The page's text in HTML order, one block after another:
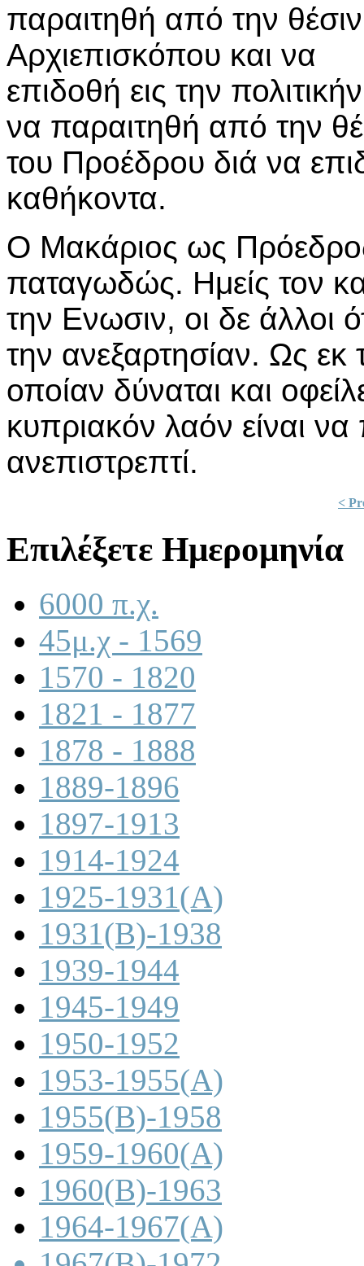
παραιτηθή από την
Αρχιεπισκόπου και να
επιδοθή εις την
να παραιτηθή από την
του Προέδρου διά να
καθήκοντα.
Ο Μακάριος ως
παταγωδώς. Ημείς τον
την Ενωσιν, οι δε άλλοι
την ανεξαρτησίαν. Ως
οποίαν δύναται και
κυπριακόν λαόν είναι
ανεπιστρεπτί.
<
Επιλέξετε Ημερομηνία
6000 π.χ.
45μ.χ - 1569
1570 - 1820
1821 - 1877
1878 - 1888
1889-1896
1897-1913
1914-1924
1925-1931(A)
1931(B)-1938
1939-1944
1945-1949
1950-1952
1953-1955(A)
1955(B)-1958
1959-1960(A)
1960(B)-1963
1964-1967(A)